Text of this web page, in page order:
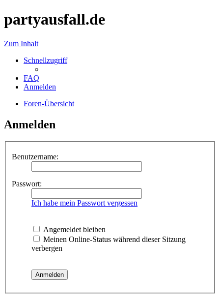
partyausfall.de
Zum Inhalt
Schnellzugriff
FAQ
Anmelden
Foren-Übersicht
Anmelden
Benutzername:
Passwort:
Ich habe mein Passwort vergessen
Angemeldet bleiben
Meinen Online-Status während dieser Sitzung
verbergen